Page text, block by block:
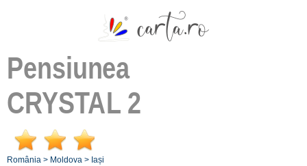
Pensiunea
CRYSTAL 2
România > Moldova > Iași